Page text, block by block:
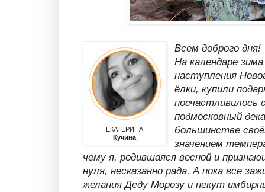
ЕКАТЕРИНА
Кучина
Всем доброго дня!
На календаре
наступления
ёлки, купили
посчастливилось
подмосковный
большинстве
значением
чему я, родившаяся весной и
нуля, несказанно рада. А пока все
желания Деду Морозу и пекут